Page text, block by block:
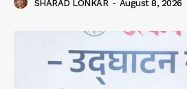
SHARAD LONKAR - August 8, 2026